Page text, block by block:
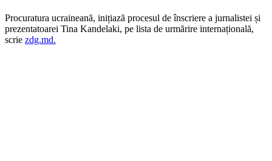
Procuratura ucraineană, inițiază procesul de înscriere a jurnalistei și
prezentatoarei Tina Kandelaki, pe lista de urmărire internațională,
scrie zdg.md.